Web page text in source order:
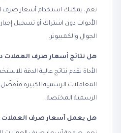
نعم، يمكنك استخدام أسعار صرف
الأدوات دون اشتراك أو تسجيل
الجوال والكمبيوتر.
هل نتائج أسعار صرف العملات
الأداة تقدم نتائج عالية الدقة
المعاملات الرسمية الكبيرة
الرسمية المختصة.
هل يعمل أسعار صرف العملات